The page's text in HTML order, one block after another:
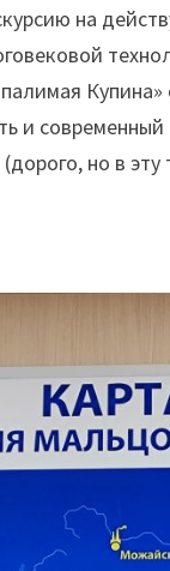
на
и
(дорого, но в